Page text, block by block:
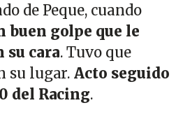
de Peque, cuando
buen golpe que le
su cara. Tuvo que
su lugar.Acto seguido
del Racing.